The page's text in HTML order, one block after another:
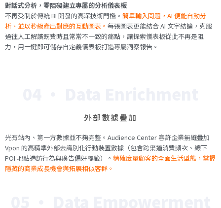
對話式分析，零阻礙建立專屬的分析儀表板
不再受制於傳統 BI 開發的高深技術門檻。 簡單輸入問題，AI 便能自動分
析、並以秒級產出對應的互動圖表。 每張圖表更能結合 AI 文字結論，克服
過往人工解讀既費時且常常不一致的痛點，讓探索儀表板從此不再是阻
力，用一鍵即可儲存自定義儀表板打造專屬洞察報告。
外部數據疊加
光有站內、第一方數據並不夠完整。Audience Center 容許企業無縫疊加
Vpon 的高精準外部去識別化行動裝置數據（包含跨渠道消費頻次、線下
POI 地點造訪行為與廣告偏好標籤）。 精確度量顧客的全面生活型態，掌握
隱藏的商業成長機會與拓展相似客群。